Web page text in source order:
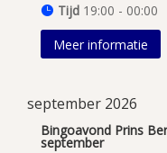
Tijd 19:00 - 00:00
Meer informatie
september 2026
Bingoavond Prins
september